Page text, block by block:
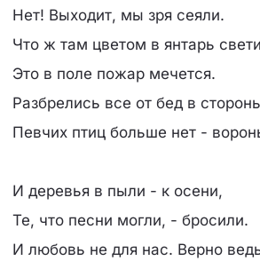
Нет! Выходит, мы зря сеяли.
Что ж там цветом в янтарь
Это в поле пожар мечется.
Разбрелись все от бед в
Певчих птиц больше нет -
И деревья в пыли - к осени,
Те, что песни могли, - бросили.
И любовь не для нас. Верно